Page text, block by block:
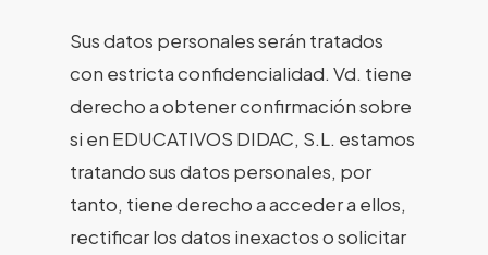
Sus datos personales serán tratados
con estricta confidencialidad. Vd. tiene
derecho a obtener confirmación sobre
si en EDUCATIVOS DIDAC, S.L. estamos
tratando sus datos personales, por
tanto, tiene derecho a acceder a ellos,
rectificar los datos inexactos o solicitar